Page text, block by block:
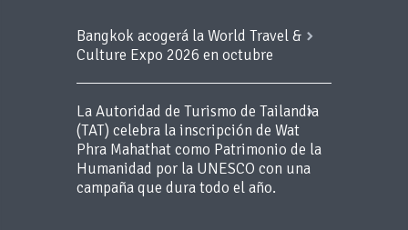
Bangkok acogerá la World Travel &
Culture Expo 2026 en octubre
La Autoridad de Turismo de Tailandia
(TAT) celebra la inscripción de Wat
Phra Mahathat como Patrimonio de la
Humanidad por la UNESCO con una
campaña que dura todo el año.